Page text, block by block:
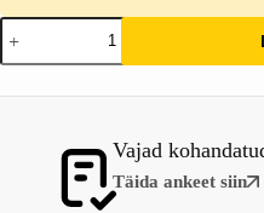
Vajad
Täida ankeet siin